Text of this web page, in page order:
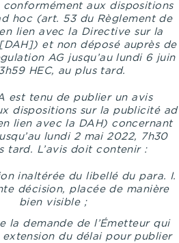
aux dispositions
hoc (art. 53 du Règlement de
lien avec la Directive sur la
et non déposé auprès de
AG jusqu’au lundi 6 juin
HEC, au plus tard.
est tenu de publier un avis
dispositions sur la publicité ad
lien avec la DAH) concernant
lundi 2 mai 2022, 7h30
tard. L’avis doit contenir :
inaltérée du libellé du para. I.
décision, placée de manière
bien visible ;
la demande de l’Émetteur qui
du délai pour publier